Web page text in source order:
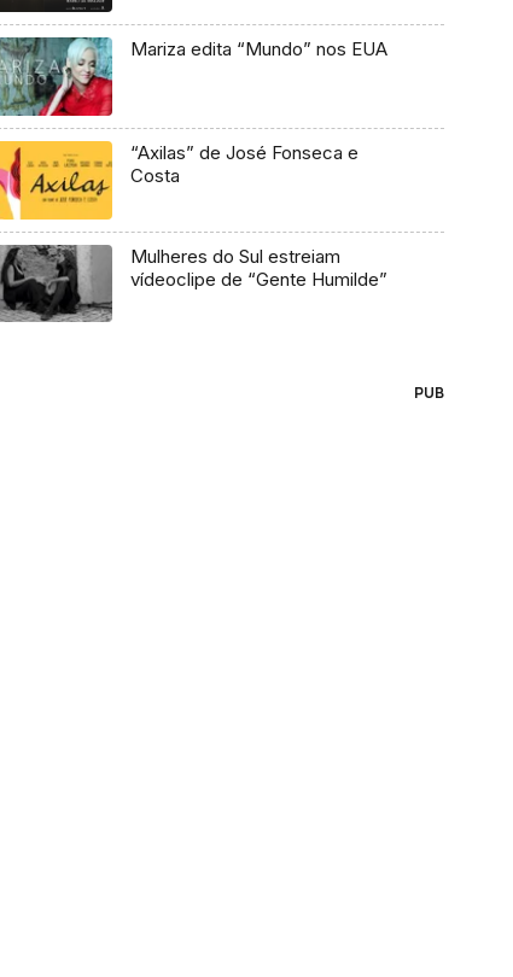
Mariza edita “Mundo” nos EUA
“Axilas” de José Fonseca e
Costa
Mulheres do Sul estreiam
vídeoclipe de “Gente Humilde”
PUB